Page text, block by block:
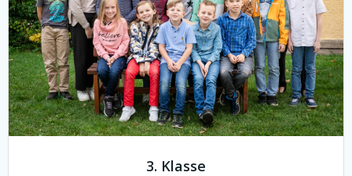
3. Klasse